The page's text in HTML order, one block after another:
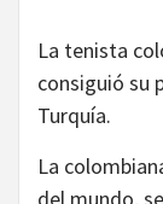
La tenista
consiguió su
Turquía.
La